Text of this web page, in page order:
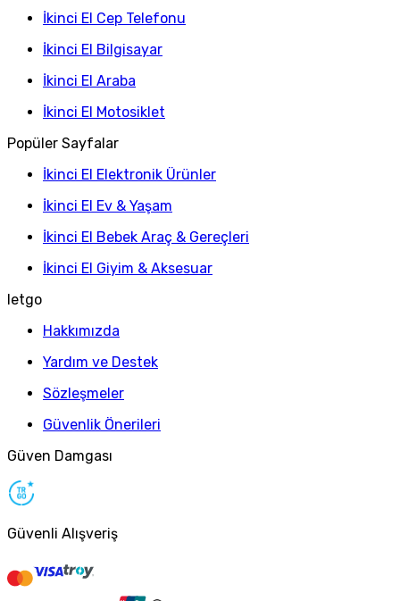
İkinci El Cep Telefonu
İkinci El Bilgisayar
İkinci El Araba
İkinci El Motosiklet
Popüler Sayfalar
İkinci El Elektronik Ürünler
İkinci El Ev & Yaşam
İkinci El Bebek Araç & Gereçleri
İkinci El Giyim & Aksesuar
letgo
Hakkımızda
Yardım ve Destek
Sözleşmeler
Güvenlik Önerileri
Güven Damgası
Güvenli Alışveriş